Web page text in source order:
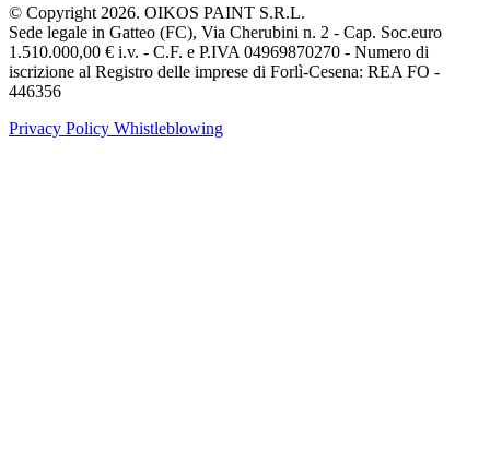
© Copyright 2026. OIKOS PAINT S.R.L.
Sede legale in Gatteo (FC), Via Cherubini n. 2 - Cap. Soc.euro
1.510.000,00 € i.v. - C.F. e P.IVA 04969870270 - Numero di
iscrizione al Registro delle imprese di Forlì-Cesena: REA FO -
446356
Privacy Policy Whistleblowing